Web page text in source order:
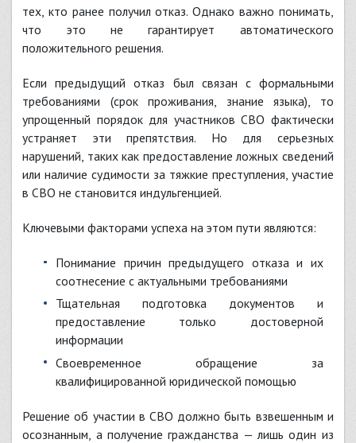
тех, кто ранее получил отказ. Однако важно понимать,
что это не гарантирует автоматического
положительного решения.
Если предыдущий отказ был связан с формальными
требованиями (срок проживания, знание языка), то
упрощенный порядок для участников СВО фактически
устраняет эти препятствия. Но для серьезных
нарушений, таких как предоставление ложных сведений
или наличие судимости за тяжкие преступления, участие
в СВО не становится индульгенцией.
Ключевыми факторами успеха на этом пути являются:
Понимание причин предыдущего отказа и их
соотнесение с актуальными требованиями
Тщательная подготовка документов и
предоставление только достоверной
информации
Своевременное обращение за
квалифицированной юридической помощью
Решение об участии в СВО должно быть взвешенным и
осознанным, а получение гражданства — лишь один из